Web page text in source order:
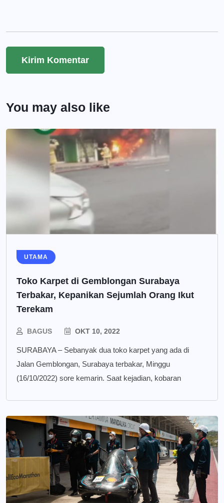
You may also like
UTAMA
Toko Karpet di Gemblongan Surabaya
Terbakar, Kepanikan Sejumlah Orang Ikut
Terekam
BAGUS OKT 10, 2022
SURABAYA – Sebanyak dua toko karpet yang ada di
Jalan Gemblongan, Surabaya terbakar, Minggu
(16/10/2022) sore kemarin. Saat kejadian, kobaran